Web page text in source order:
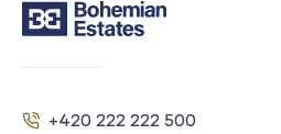
+420 222 222 500